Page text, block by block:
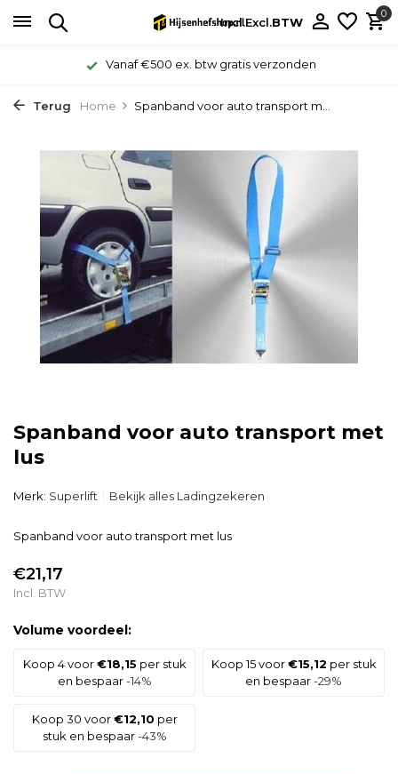
Incl.Excl.BTW
0
Vanaf €500 ex. btw gratis verzonden
Terug Home Spanband voor auto transport m...
Spanband voor auto transport met
lus
Merk: Superlift Bekijk alles Ladingzekeren
Spanband voor auto transport met lus
€21,17
Incl. BTW
Volume voordeel:
Koop 4 voor€18,15 per stuk
en bespaar-14%
Koop 15 voor€15,12 per stuk
en bespaar-29%
Koop 30 voor€12,10 per
stuk en bespaar-43%